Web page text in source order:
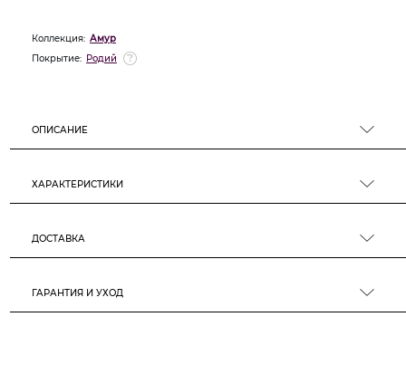
Коллекция: Амур
Покрытие: Родий
ОПИСАНИЕ
ХАРАКТЕРИСТИКИ
ДОСТАВКА
ГАРАНТИЯ И УХОД